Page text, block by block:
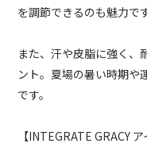
を調節できるのも魅力です
また、汗や皮脂に強く、
ント。夏場の暑い時期や
です。
【INTEGRATE GRACY